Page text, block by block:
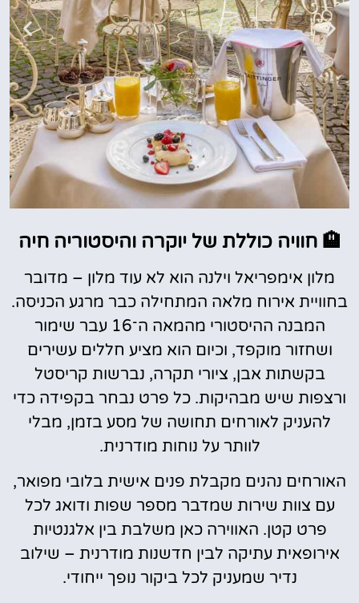
להזמנת חדר
לחצו
🏨 חוויה כוללת של יוקרה והיסטוריה חיה
מלון אימפריאל וילנה הוא לא עוד מלון – מדובר
בחוויית אירוח מלאה המתחילה כבר מרגע הכניסה.
המבנה ההיסטורי מהמאה ה־16 עבר שימור
ושחזור מוקפד, וכיום הוא מציע חללים עשירים
בקשתות אבן, ציורי תקרה, נברשות קריסטל
ורצפות שיש מבהיקות. כל פרט נבחר בקפידה כדי
להעניק לאורחים תחושה של מסע בזמן, מבלי
לוותר על נוחות מודרנית.
האורחים נהנים מקבלת פנים אישית בלובי מפואר,
עם צוות שירות שמדבר מספר שפות ודואג לכל
פרט קטן. האווירה כאן משלבת בין אלגנטיות
אירופאית עתיקה לבין חדשנות מודרנית – שילוב
נדיר שמעניק לכל ביקור נופך ייחודי.